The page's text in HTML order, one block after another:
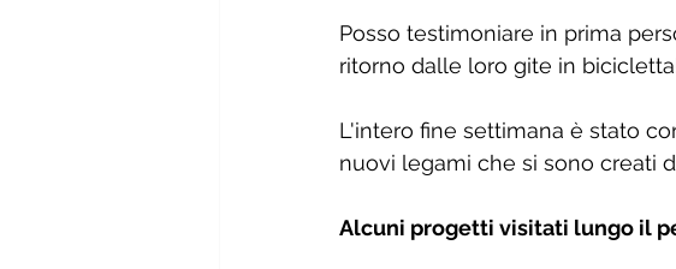
Posso testimoniare in prima
ritorno dalle loro gite in
L'intero fine settimana è stato
nuovi legami che si sono creati
Alcuni progetti visitati lungo il